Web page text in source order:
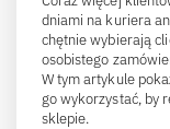
dniami na kuriera
chętnie wybierają
osobistego
W tym artykule
go wykorzystać, by
sklepie.